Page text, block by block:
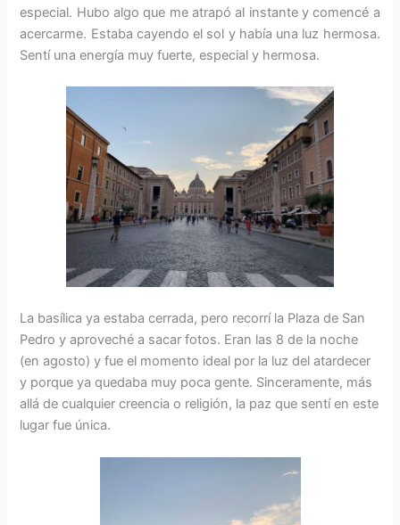
especial. Hubo algo que me atrapó al instante y comencé a
acercarme. Estaba cayendo el sol y había una luz hermosa.
Sentí una energía muy fuerte, especial y hermosa.
La basílica ya estaba cerrada, pero recorrí la Plaza de San
Pedro y aproveché a sacar fotos. Eran las 8 de la noche
(en agosto) y fue el momento ideal por la luz del atardecer
y porque ya quedaba muy poca gente. Sinceramente, más
allá de cualquier creencia o religión, la paz que sentí en este
lugar fue única.